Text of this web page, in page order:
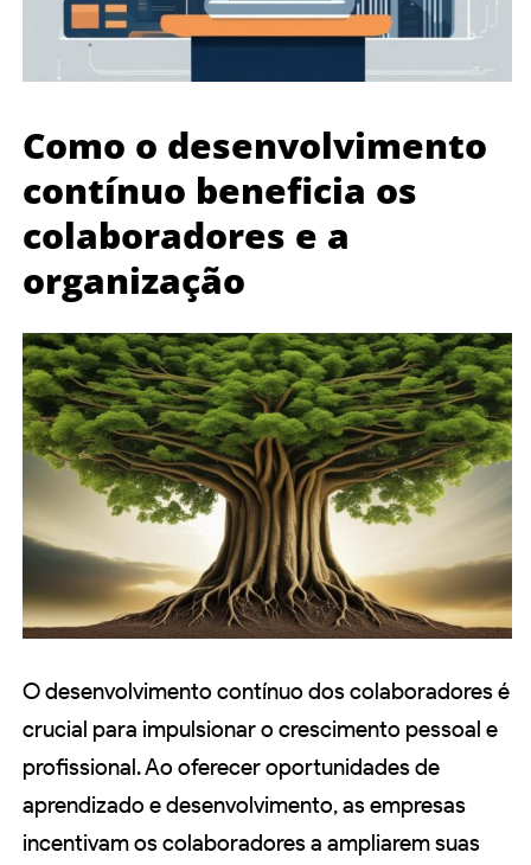
Como o desenvolvimento
contínuo beneficia os
colaboradores e a
organização
O desenvolvimento contínuo dos colaboradores é
crucial para impulsionar o crescimento pessoal e
profissional. Ao oferecer oportunidades de
aprendizado e desenvolvimento, as empresas
incentivam os colaboradores a ampliarem suas